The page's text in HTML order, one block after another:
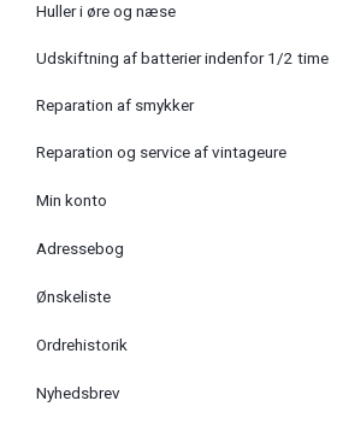
Huller i øre og næse
Udskiftning af batterier indenfor 1/2 time
Reparation af smykker
Reparation og service af vintageure
Min konto
Adressebog
Ønskeliste
Ordrehistorik
Nyhedsbrev